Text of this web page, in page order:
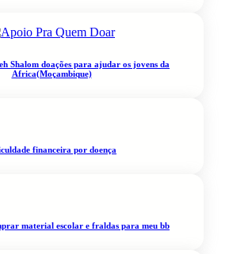
Shalom doações para ajudar os jovens da
Africa(Moçambique)
financeira por doença
material escolar e fraldas para meu bb